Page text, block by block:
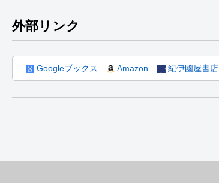
外部リンク
Googleブックス Amazon 紀伊國屋書店